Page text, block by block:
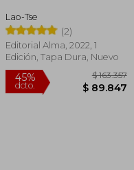
Lao-Tse
(2)
Editorial Alma, 2022, 1
Edición, Tapa Dura, Nuevo